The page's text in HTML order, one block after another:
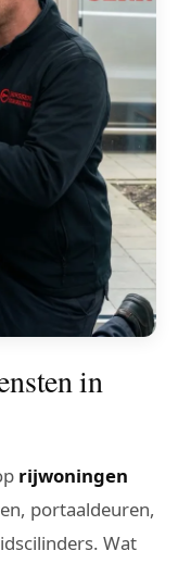
in
rijwoningen
portaaldeuren,
Wat